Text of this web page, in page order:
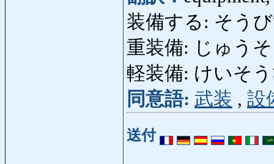
装備する: そう
重装備: じゅう
軽装備: けいそ
同意語: 武装 , 設
送付